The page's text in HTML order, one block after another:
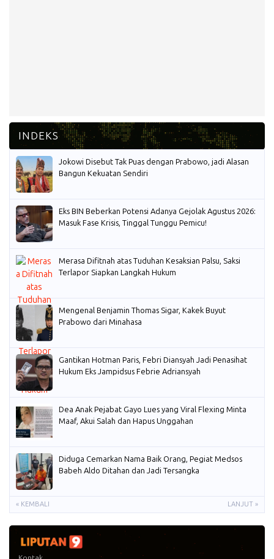
Jokowi Disebut Tak Puas dengan Prabowo, jadi Alasan
Bangun Kekuatan Sendiri
Eks BIN Beberkan Potensi Adanya Gejolak Agustus 2026:
Masuk Fase Krisis, Tinggal Tunggu Pemicu!
Merasa Difitnah atas Tuduhan Kesaksian Palsu, Saksi
Terlapor Siapkan Langkah Hukum
Mengenal Benjamin Thomas Sigar, Kakek Buyut
Prabowo dari Minahasa
Gantikan Hotman Paris, Febri Diansyah Jadi Penasihat
Hukum Eks Jampidsus Febrie Adriansyah
Dea Anak Pejabat Gayo Lues yang Viral Flexing Minta
Maaf, Akui Salah dan Hapus Unggahan
Diduga Cemarkan Nama Baik Orang, Pegiat Medsos
Babeh Aldo Ditahan dan Jadi Tersangka
« KEMBALI LANJUT »